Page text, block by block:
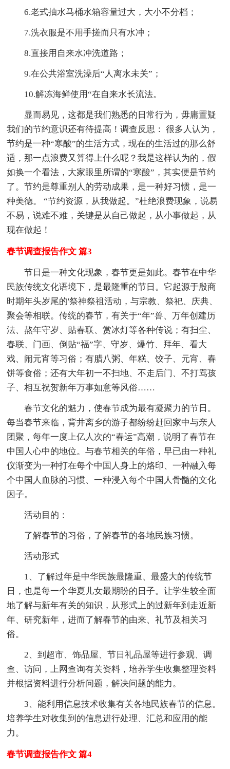
6.老式抽水马桶水箱容量过大，大小不分档；
7.洗衣服是不用手搓而只有水冲；
8.直接用自来水冲洗道路；
9.在公共浴室洗澡后“人离水未关”；
10.解冻海鲜使用“在自来水长流法。
显而易见，这都是我们熟悉的日常行为，毋庸置疑
我们的节约意识还有待提高！调查反思： 很多人认为，
节约是一种“寒酸”的生活方式，现在的生活过的那么舒
适，那一点浪费又算得上什么呢？我是这样认为的，假
如换一个看法，大家眼里所谓的“寒酸”，其实便是节约
了。节约是尊重别人的劳动成果，是一种好习惯，是一
种美德。 “节约资源，从我做起。”杜绝浪费现象，说易
不易，说难不难，关键是从自己做起，从小事做起，从
现在做起！
春节调查报告作文 篇3
节日是一种文化现象，春节更是如此。春节在中华
民族传统文化语境下，是最隆重的节日。它起源于殷商
时期年头岁尾的'祭神祭祖活动，与宗教、祭祀、庆典、
聚会等相联。传统的春节，有关于“年”兽、万年创建历
法、熬年守岁、贴春联、赏冰灯等各种传说；有扫尘、
春联、门画、倒贴“福”字、守岁、爆竹、拜年、看大
戏、闹元宵等习俗；有腊八粥、年糕、饺子、元宵、春
饼等食俗；还有大年初一不扫地、不走后门、不打骂孩
子、相互祝贺新年万事如意等风俗……
春节文化的魅力，使春节成为最有凝聚力的节日。
每当春节来临，背井离乡的游子都纷纷赶回家中与亲人
团聚，每年一度上亿人次的“春运”高潮，说明了春节在
中国人心中的地位。与春节相关的年俗，早已由一种礼
仪渐变为一种打在每个中国人身上的烙印、一种融入每
个中国人血脉的习惯、一种浸入每个中国人骨髓的文化
因子。
活动目的：
了解春节的习俗，了解春节的各地民族习惯。
活动形式
1、了解过年是中华民族最隆重、最盛大的传统节
日，也是每一个华夏儿女最期盼的日子。让学生较全面
地了解与新年有关的知识，从形式上的过新年到走近新
年、研究新年，进而了解春节的由来、礼节及相关习
俗。
2、到超市、饰品屋、节日礼品屋等进行参观、调
查、访问，上网查询有关资料，培养学生收集整理资料
并根据资料进行分析问题，解决问题的能力。
3、能利用信息技术收集有关各地民族春节的信息。
培养学生对收集到的信息进行处理、汇总和应用的能
力。
春节调查报告作文 篇4